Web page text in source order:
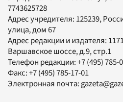
7743625728
Адрес учредителя: 125239,
улица, дом 67
Адрес редакции и издателя:
Варшавское шоссе, д.9, стр.1
Телефон редакции:+7 (495) 785-
Факс:+7 (495) 785-17-01
Электронная почта: